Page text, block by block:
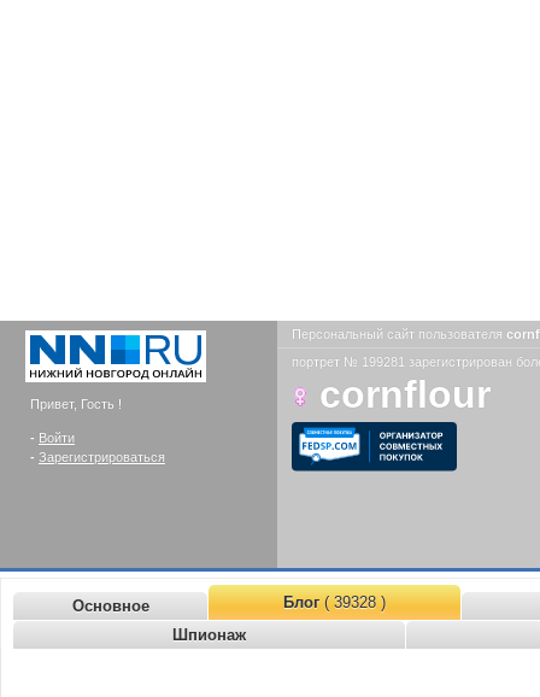
Привет, Гость !
- Войти
- Зарегистрироваться
Персональный сайт пользователя
портрет № 199281 зарегистрирован
cornflour
Основное Блог( 39328 )
Шпионаж